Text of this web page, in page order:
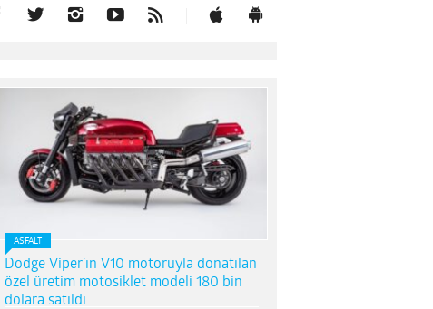
ASFALT
Dodge Viper’ın V10 motoruyla donatılan
özel üretim motosiklet modeli 180 bin
dolara satıldı